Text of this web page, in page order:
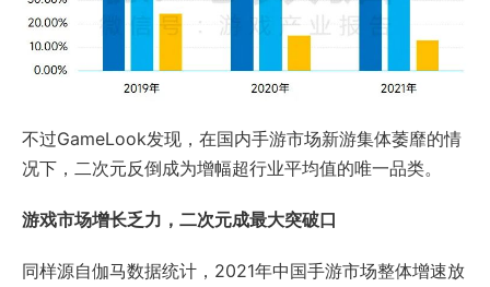
不过GameLook发现，在国内手游市场新游集体萎靡的情
况下，二次元反倒成为增幅超行业平均值的唯一品类。
游戏市场增长乏力，二次元成最大突破口
同样源自伽马数据统计，2021年中国手游市场整体增速放